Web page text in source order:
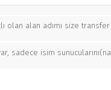
olan alan adımı size
sadece isim